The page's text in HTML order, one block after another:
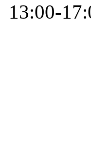
13:00-